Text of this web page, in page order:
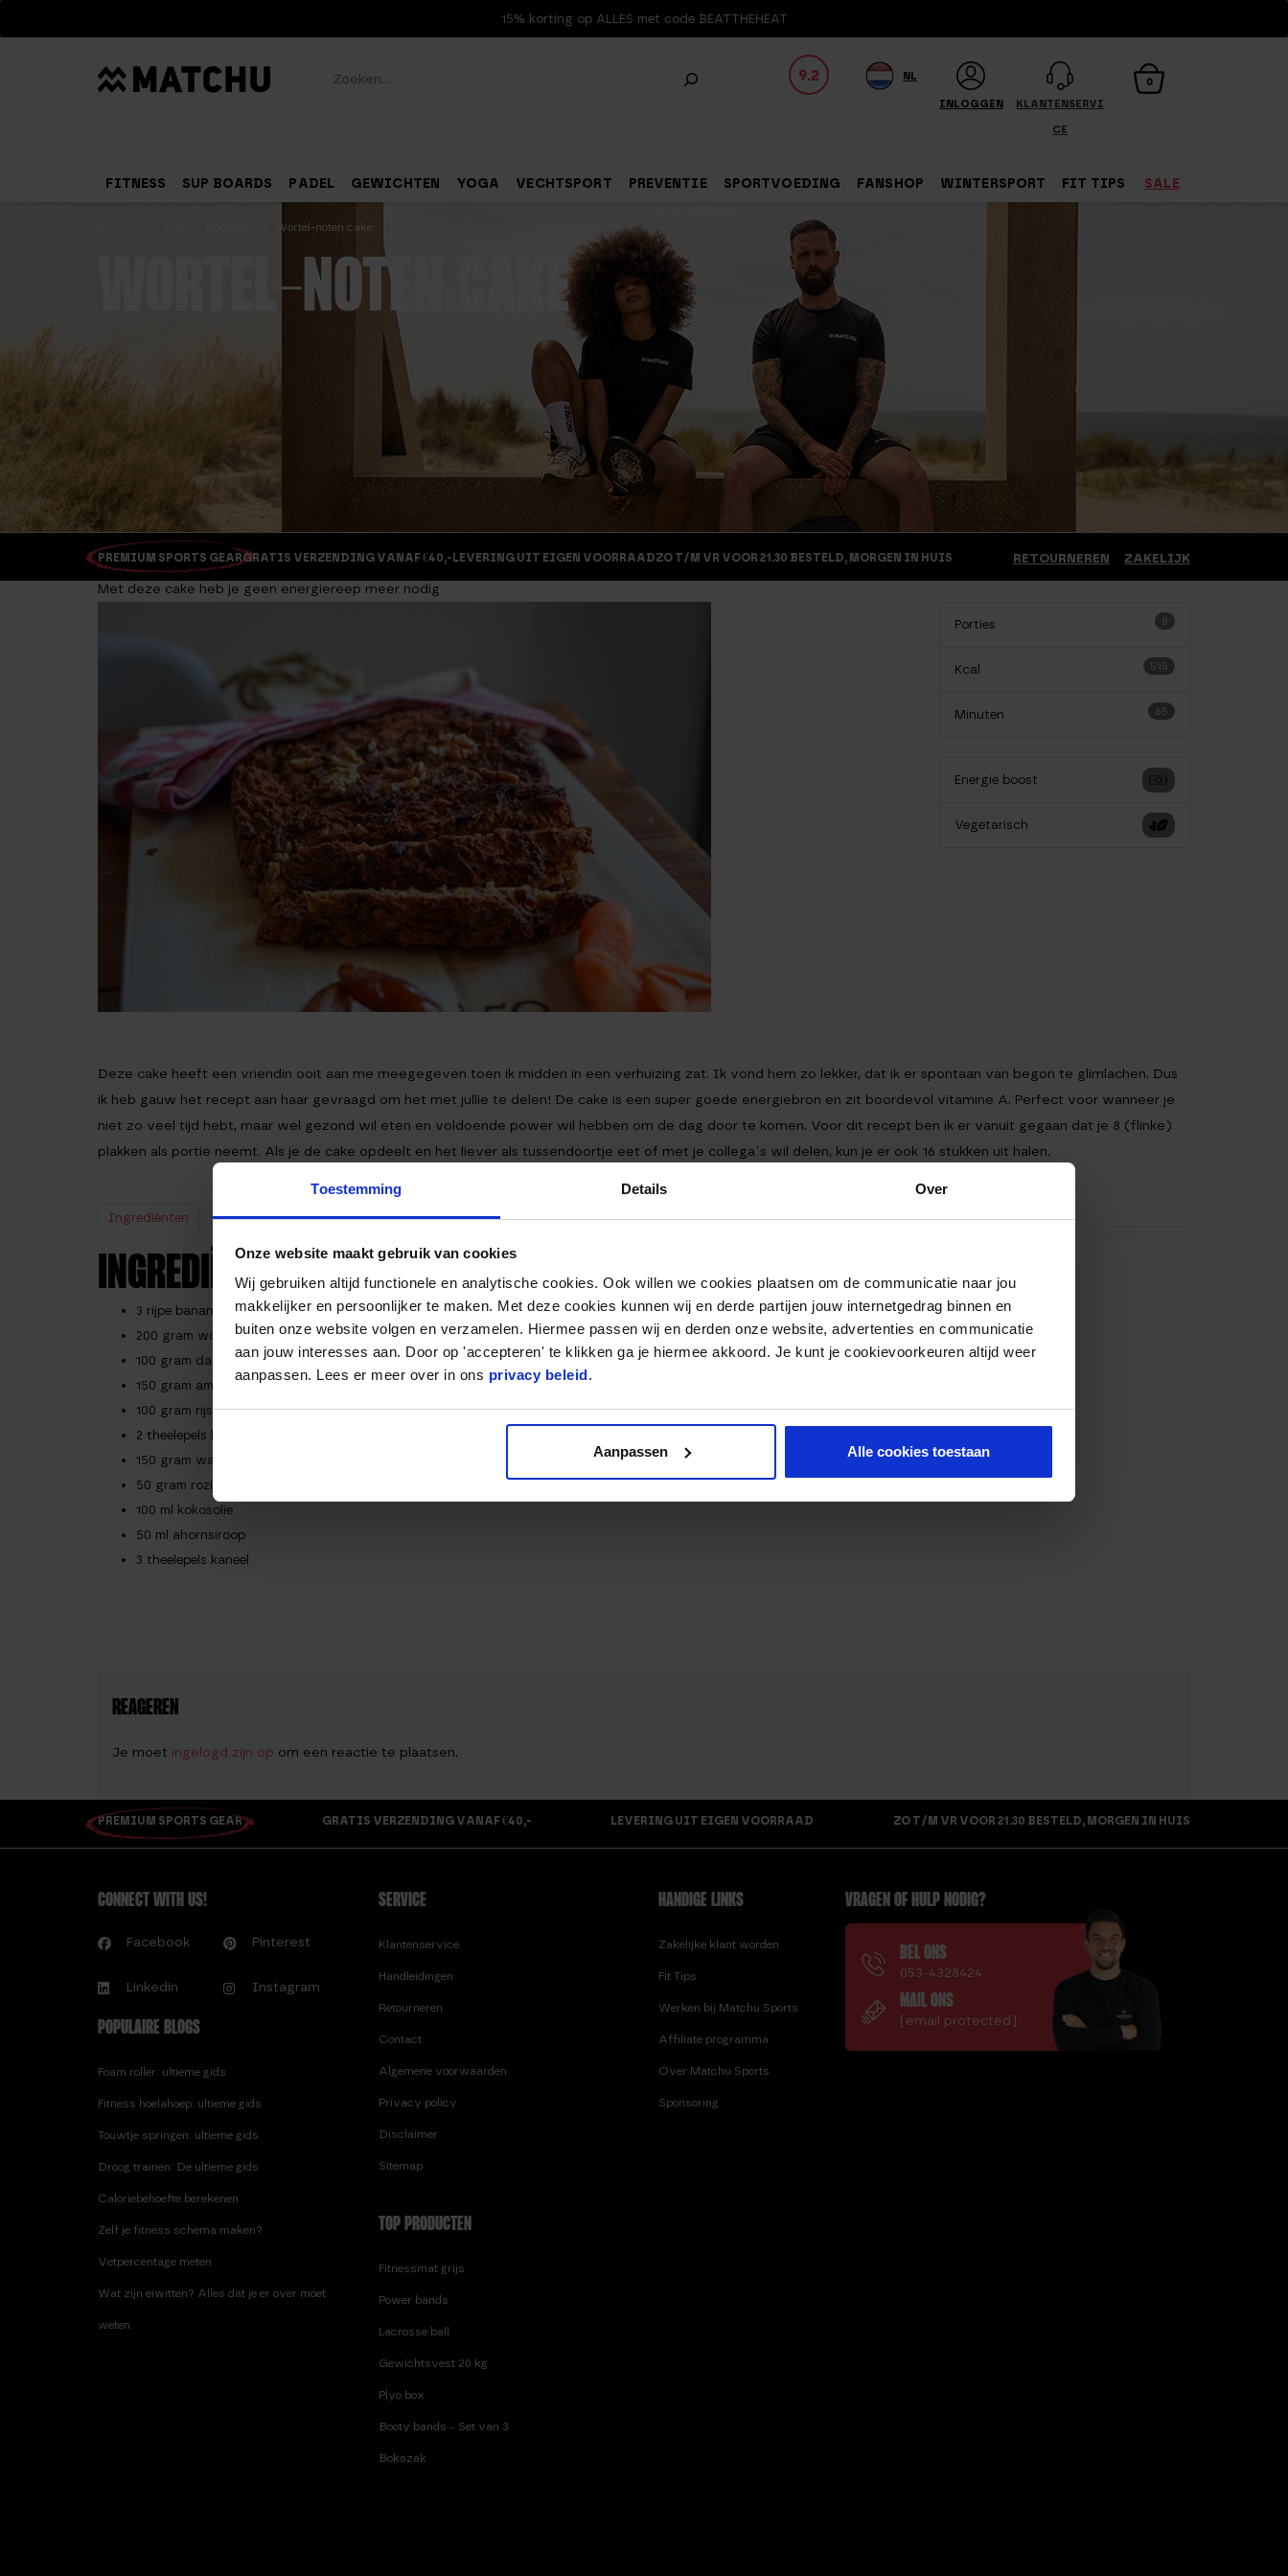
Toestemming Details Over
Onze website maakt gebruik van cookies
Wij gebruiken altijd functionele en analytische cookies. Ook willen we cookies plaatsen om de communicatie naar jou
makkelijker en persoonlijker te maken. Met deze cookies kunnen wij en derde partijen jouw internetgedrag binnen en
buiten onze website volgen en verzamelen. Hiermee passen wij en derden onze website, advertenties en communicatie
aan jouw interesses aan. Door op 'accepteren' te klikken ga je hiermee akkoord. Je kunt je cookievoorkeuren altijd weer
aanpassen. Lees er meer over in ons privacy beleid.
Aanpassen Alle cookies toestaan
15% korting op ALLES met code BEATTHEHEAT
9.2 NL
INLOGGEN KLANTENSERVI
CE
0
FITNESS SUP BOARDS PADEL GEWICHTEN YOGA VECHTSPORT PREVENTIE SPORTVOEDING FANSHOP WINTERSPORT FIT TIPS SALE
Wortel-noten cake
WORTEL-NOTEN CAKE
RETOURNEREN ZAKELIJK
PREMIUM SPORTS GEARGRATIS VERZENDING VANAF €40,- LEVERING UIT EIGEN VOORRAADZO T/M VR VOOR 21.30 BESTELD, MORGEN IN HUIS
Met deze cake heb je geen energiereep meer nodig
Porties 8
Kcal 515
Minuten 65
Energie boost
Vegetarisch
Deze cake heeft een vriendin ooit aan me meegegeven toen ik midden in een verhuizing zat. Ik vond hem zo lekker, dat ik er spontaan van begon te glimlachen. Dus
ik heb gauw het recept aan haar gevraagd om het met jullie te delen! De cake is een super goede energiebron en zit boordevol vitamine A. Perfect voor wanneer je
niet zo veel tijd hebt, maar wel gezond wil eten en voldoende power wil hebben om de dag door te komen. Voor dit recept ben ik er vanuit gegaan dat je 8 (flinke)
plakken als portie neemt. Als je de cake opdeelt en het liever als tussendoortje eet of met je collega’s wil delen, kun je er ook 16 stukken uit halen.
Ingrediënten Bereiding Voedingswaarden
INGREDIËNTEN
3 rijpe bananen
200 gram wortels (geraspt)
100 gram dadels
150 gram amandelmeel
100 gram rijstmeel
2 theelepels bakpoeder
150 gram walnoten
50 gram rozijnen
100 ml kokosolie
50 ml ahornsiroop
3 theelepels kaneel
REAGEREN
Je moet ingelogd zijn op om een reactie te plaatsen.
PREMIUM SPORTS GEAR GRATIS VERZENDING VANAF €40,- LEVERING UIT EIGEN VOORRAAD ZO T/M VR VOOR 21.30 BESTELD, MORGEN IN HUIS
CONNECT WITH US!
Facebook Pinterest
Linkedin Instagram
POPULAIRE BLOGS
Foam roller: ultieme gids
Fitness hoelahoep: ultieme gids
Touwtje springen: ultieme gids
Droog trainen: De ultieme gids
Caloriebehoefte berekenen
Zelf je fitness schema maken?
Vetpercentage meten
Wat zijn eiwitten? Alles dat je er over moet
weten.
SERVICE
Klantenservice
Handleidingen
Retourneren
Contact
Algemene voorwaarden
Privacy policy
Disclaimer
Sitemap
TOP PRODUCTEN
Fitnessmat grijs
Power bands
Lacrosse ball
Gewichtsvest 20 kg
Plyo box
Booty bands – Set van 3
Bokszak
HANDIGE LINKS
Zakelijke klant worden
Fit Tips
Werken bij Matchu Sports
Affiliate programma
Over Matchu Sports
Sponsoring
VRAGEN OF HULP NODIG?
BEL ONS
053-4328424
MAIL ONS
[email protected]